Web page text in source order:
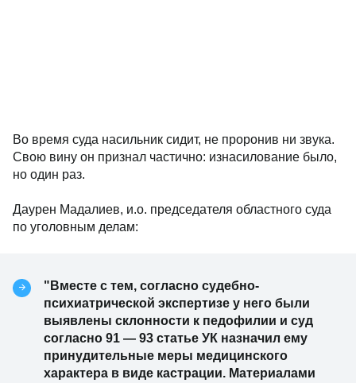
Во время суда насильник сидит, не проронив ни звука.
Свою вину он признал частично: изнасилование было,
но один раз.
Даурен Мадалиев, и.о. председателя областного суда
по уголовным делам:
"Вместе с тем, согласно судебно-
психиатрической экспертизе у него были
выявлены склонности к педофилии и суд
согласно 91 — 93 статье УК назначил ему
принудительные меры медицинского
характера в виде кастрации. Материалами